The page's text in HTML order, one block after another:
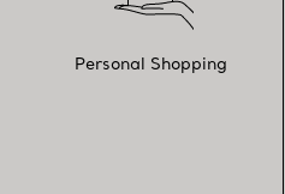
Personal Shopping